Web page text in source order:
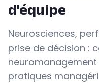
d'équipe
Neurosciences,
prise de décision :
pratiques